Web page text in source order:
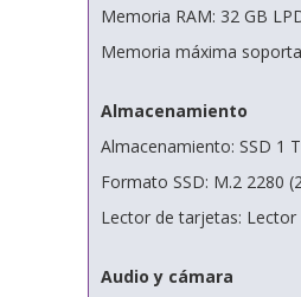
Memoria RAM: 32 GB
Memoria máxima
Almacenamiento
Almacenamiento: SSD 1
Formato SSD: M.2 2280
Lector de tarjetas:
Audio y cámara